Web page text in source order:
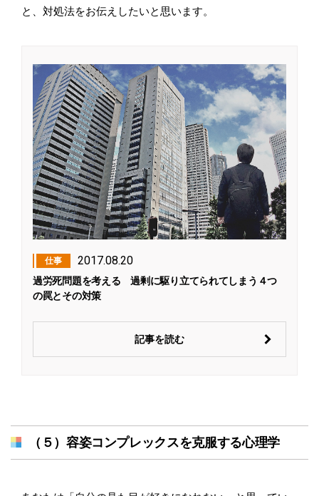
と、対処法をお伝えしたいと思います。
仕事 2017.08.20
過労死問題を考える 過剰に駆り立てられてしまう４つ
の罠とその対策
記事を読む
（５）容姿コンプレックスを克服する心理学